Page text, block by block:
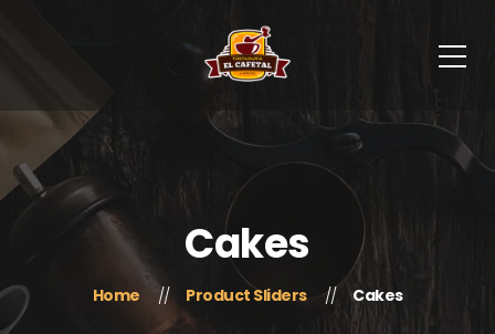
Cakes
Home Product Sliders Cakes